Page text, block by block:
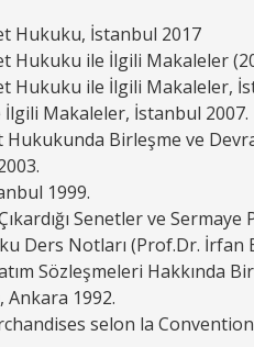
Hukuku, İstanbul 2017
Hukuku ile İlgili Makaleler
Hukuku ile İlgili Makaleler,
Makaleler, İstanbul 2007.
Hukukunda Birleşme ve
1999.
Senetler ve
Ders Notları (Prof.Dr. İrfan
Sözleşmeleri Hakkında
Ankara 1992.
selon la